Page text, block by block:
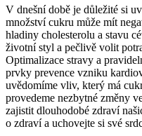
V dnešní době je důležité si
množství cukru může mít
hladiny cholesterolu a stavu
životní styl a pečlivě volit
Optimalizace stravy a
prvky prevence vzniku
uvědomíme vliv, který má
provedeme nezbytné změny
zajistit dlouhodobé zdraví
o zdraví a uchovejte si své